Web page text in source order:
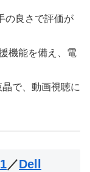
の良さで評価が
機能を備え、電
で、動画視聴に
／Dell